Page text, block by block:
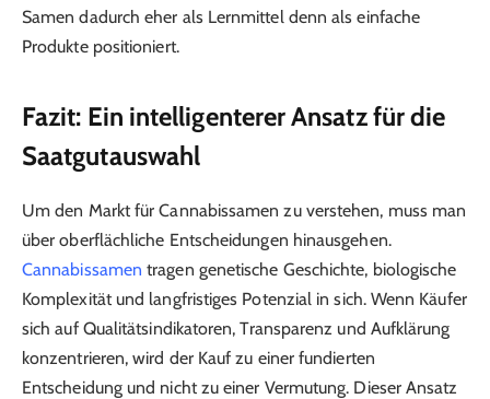
Samen dadurch eher als Lernmittel denn als einfache
Produkte positioniert.
Fazit: Ein intelligenterer Ansatz für die
Saatgutauswahl
Um den Markt für Cannabissamen zu verstehen, muss man
über oberflächliche Entscheidungen hinausgehen.
Cannabissamen tragen genetische Geschichte, biologische
Komplexität und langfristiges Potenzial in sich. Wenn Käufer
sich auf Qualitätsindikatoren, Transparenz und Aufklärung
konzentrieren, wird der Kauf zu einer fundierten
Entscheidung und nicht zu einer Vermutung. Dieser Ansatz